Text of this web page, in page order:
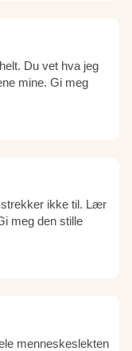
Du vet hva jeg
mine. Gi meg
ikke til. Lær
meg den stille
menneskeslekten